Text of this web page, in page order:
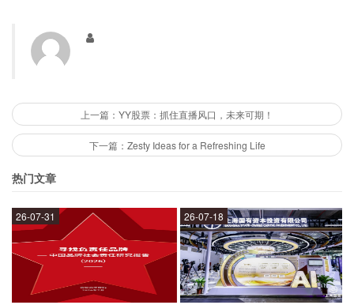
Z9 Mini适合那些注重手机轻便性和实用性的人
携带方便，而且拍照效果出色，适合拍美食、美景
和自拍。同时，Z9 Mini还可以满足学生日常使用
的需求，比如上网、看视频、玩游戏等。
有哪些值得购买的理由？
购买Z9 Mini的理由有以下几个方面：
上一篇：YY股票：抓住直播风口，未来可期！
下一篇：Zesty Ideas for a Refreshing Life
热门文章
26-07-31 26-07-18